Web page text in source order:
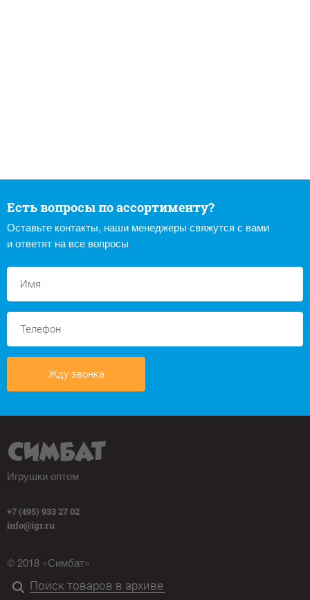
Есть вопросы по ассортименту?
Оставьте контакты, наши менеджеры свяжутся с вами
и ответят на все вопросы
Жду звонка
Игрушки оптом
+7 (495) 933 27 02
info@igr.ru
© 2018 «Симбат»